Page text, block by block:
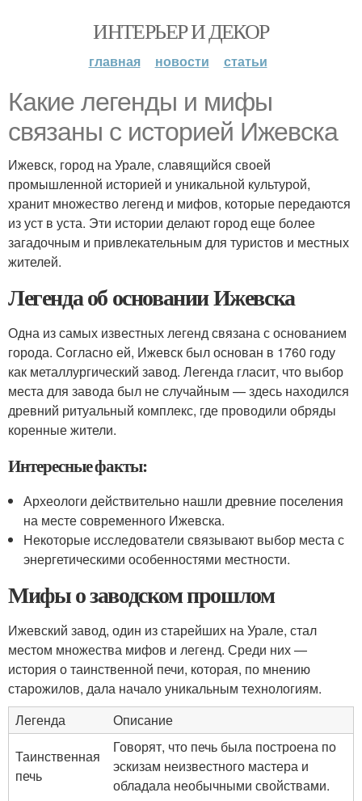
ИНТЕРЬЕР И ДЕКОР
главная новости статьи
Какие легенды и мифы
связаны с историей Ижевска
Ижевск, город на Урале, славящийся своей
промышленной историей и уникальной культурой,
хранит множество легенд и мифов, которые передаются
из уст в уста. Эти истории делают город еще более
загадочным и привлекательным для туристов и местных
жителей.
Легенда об основании Ижевска
Одна из самых известных легенд связана с основанием
города. Согласно ей, Ижевск был основан в 1760 году
как металлургический завод. Легенда гласит, что выбор
места для завода был не случайным — здесь находился
древний ритуальный комплекс, где проводили обряды
коренные жители.
Интересные факты:
Археологи действительно нашли древние поселения
на месте современного Ижевска.
Некоторые исследователи связывают выбор места с
энергетическими особенностями местности.
Мифы о заводском прошлом
Ижевский завод, один из старейших на Урале, стал
местом множества мифов и легенд. Среди них —
история о таинственной печи, которая, по мнению
старожилов, дала начало уникальным технологиям.
Легенда
Описание
Таинственная
печь
Говорят, что печь была построена по
эскизам неизвестного мастера и
обладала необычными свойствами.